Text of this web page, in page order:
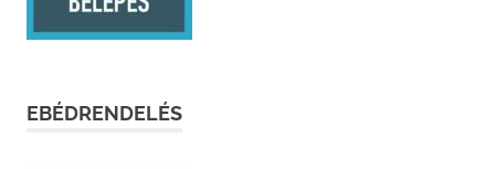
EBÉDRENDELÉS